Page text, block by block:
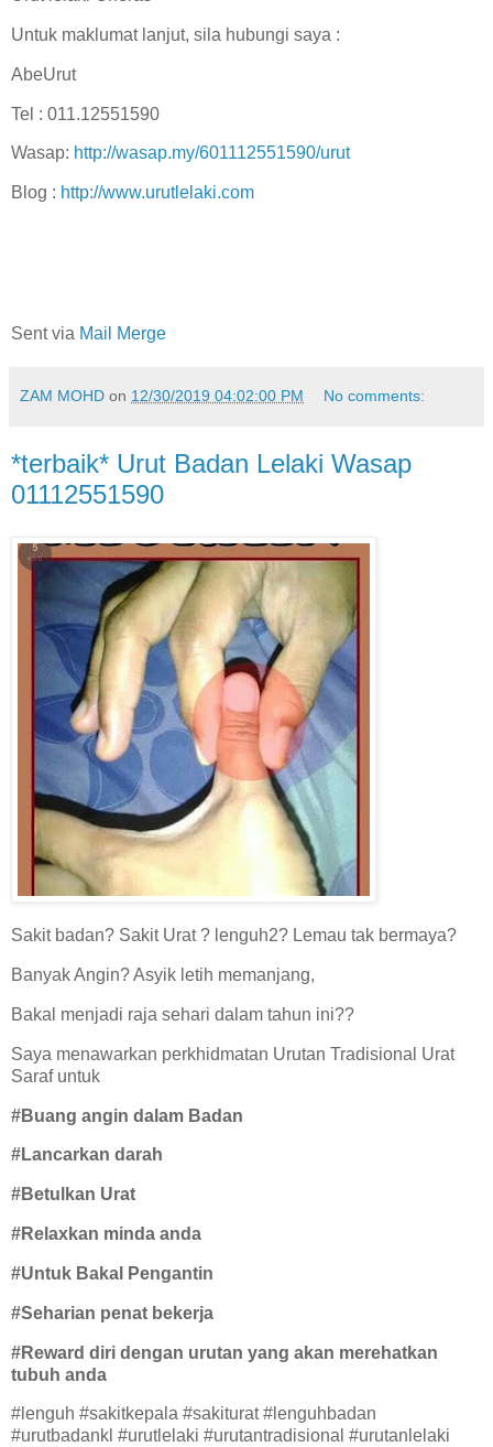
Untuk maklumat lanjut, sila hubungi saya :
AbeUrut
Tel : 011.12551590
Wasap: http://wasap.my/601112551590/urut
Blog : http://www.urutlelaki.com
Sent via Mail Merge
ZAM MOHD on 12/30/2019 04:02:00 PM No comments:
*terbaik* Urut Badan Lelaki Wasap
01112551590
Sakit badan? Sakit Urat ? lenguh2? Lemau tak bermaya?
Banyak Angin? Asyik letih memanjang,
Bakal menjadi raja sehari dalam tahun ini??
Saya menawarkan perkhidmatan Urutan Tradisional Urat
Saraf untuk
#Buang angin dalam Badan
#Lancarkan darah
#Betulkan Urat
#Relaxkan minda anda
#Untuk Bakal Pengantin
#Seharian penat bekerja
#Reward diri dengan urutan yang akan merehatkan
tubuh anda
#lenguh #sakitkepala #sakiturat #lenguhbadan
#urutbadankl #urutlelaki #urutantradisional #urutanlelaki